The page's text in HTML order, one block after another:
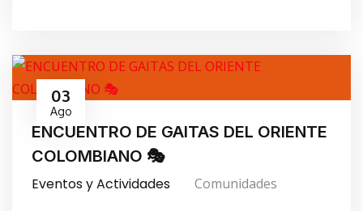
03
Ago
ENCUENTRO DE GAITAS DEL ORIENTE
COLOMBIANO 🎭
Eventos y Actividades Comunidades